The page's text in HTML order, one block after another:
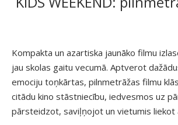
Kompakta un azartiska jaunāko filmu
jau skolas gaitu vecumā. Aptverot
emociju toņkārtas, pilnmetrāžas filmu
citādu kino stāstniecību, iedvesmos uz
pārsteidzot, saviļņojot un vietumis liekot